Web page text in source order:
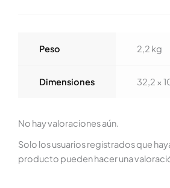
Peso 2,2 kg
Dimensiones 32,2 ×
No hay valoraciones aún.
Solo los usuarios registrados que
producto pueden hacer una